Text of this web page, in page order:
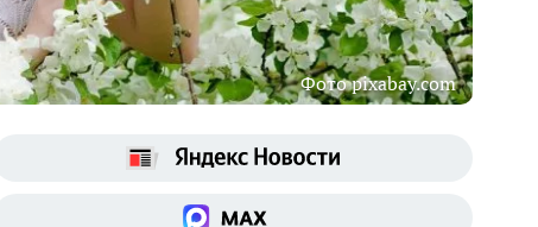
Фото pixabay.com